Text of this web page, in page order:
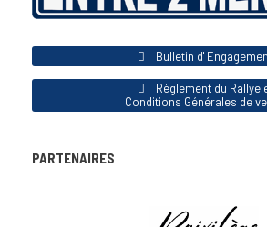
Bulletin d'
Règlement du Rallye
Conditions Générales de
PARTENAIRES